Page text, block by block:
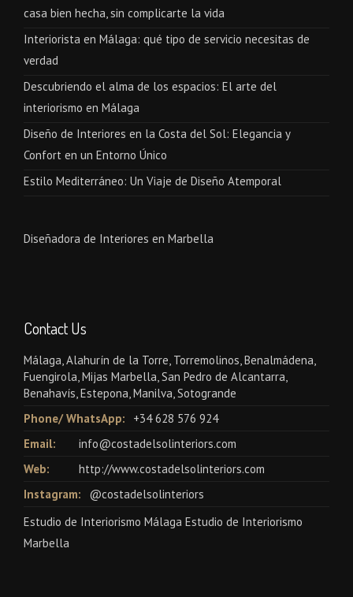
casa bien hecha, sin complicarte la vida
Interiorista en Málaga: qué tipo de servicio necesitas de
verdad
Descubriendo el alma de los espacios: El arte del
interiorismo en Málaga
Diseño de Interiores en la Costa del Sol: Elegancia y
Confort en un Entorno Único
Estilo Mediterráneo: Un Viaje de Diseño Atemporal
Diseñadora de Interiores en Marbella
Contact Us
Málaga, Alahurín de la Torre, Torremolinos, Benalmádena,
Fuengirola, Mijas Marbella, San Pedro de Alcantarra,
Benahavís, Estepona, Manilva, Sotogrande
Phone/ WhatsApp:
+34 628 576 924
Email:
info@costadelsolinteriors.com
Web:
http://www.costadelsolinteriors.com
Instagram:
@costadelsolinteriors
Estudio de Interiorismo Málaga Estudio de Interiorismo
Marbella